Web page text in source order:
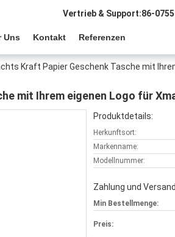
Vertrieb & Support:86-
Uns Kontakt Referenzen
Kraft Papier Geschenk Tasche mit
mit Ihrem eigenen Logo für
Produktdetails:
Herkunftsort:
Markenname:
Modellnummer:
Zahlung und
Min Bestellmenge:
Preis: